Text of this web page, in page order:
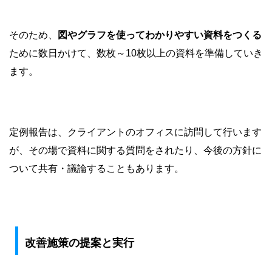
そのため、
図やグラフを使ってわかりやすい資料をつくる
ために数日かけて、数枚～10枚以上の資料を準備していき
ます。
定例報告は、クライアントのオフィスに訪問して行います
が、その場で資料に関する質問をされたり、今後の方針に
ついて共有・議論することもあります。
改善施策の提案と実行